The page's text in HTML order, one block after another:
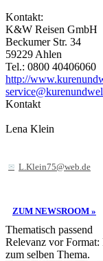
Kontakt:
K&W Reisen GmbH
Beckumer Str. 34
59229 Ahlen
Tel.: 0800 40406060
http://
Kontakt
Lena Klein
L.Klein75@web.de
ZUM NEWSROOM »
Thematisch passend
Relevanz vor Format:
zum selben Thema.